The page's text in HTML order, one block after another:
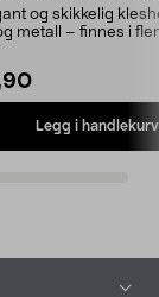
og skikkelig
metall – finnes i
Legg i handlekurv